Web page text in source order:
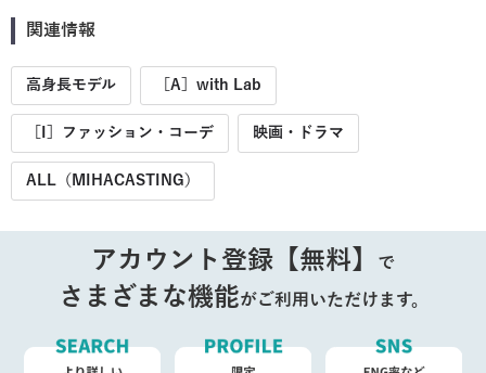
関連情報
高身長モデル ［A］with Lab
［I］ファッション・コーデ 映画・ドラマ
ALL（MIHACASTING）
アカウント登録【無料】 で
さまざまな機能がご利用いただけます。